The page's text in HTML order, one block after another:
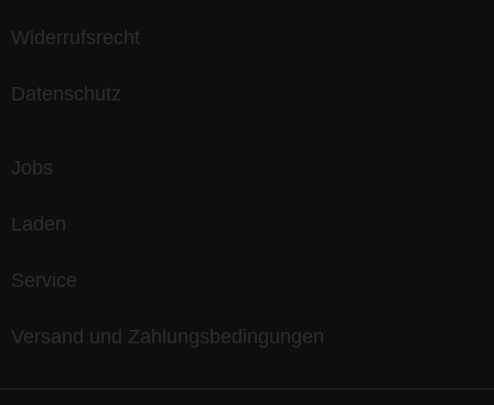
Widerrufsrecht
Datenschutz
Jobs
Laden
Service
Versand und Zahlungsbedingungen